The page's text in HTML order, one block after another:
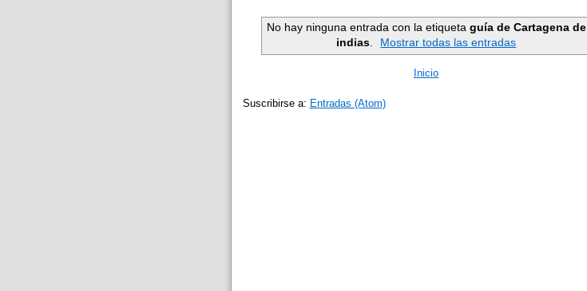
No hay ninguna entrada con la etiqueta guía de Cartagena de
indias. Mostrar todas las entradas
Inicio
Suscribirse a: Entradas (Atom)